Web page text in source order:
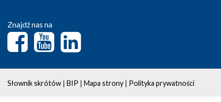
Znajdź nas na
Słownik skrótów | BIP | Mapa strony | Polityka prywatności